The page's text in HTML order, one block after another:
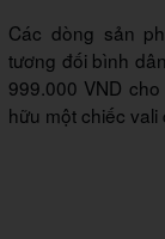
Các dòng sản
tương đối bình
999.000 VND
hữu một chiếc